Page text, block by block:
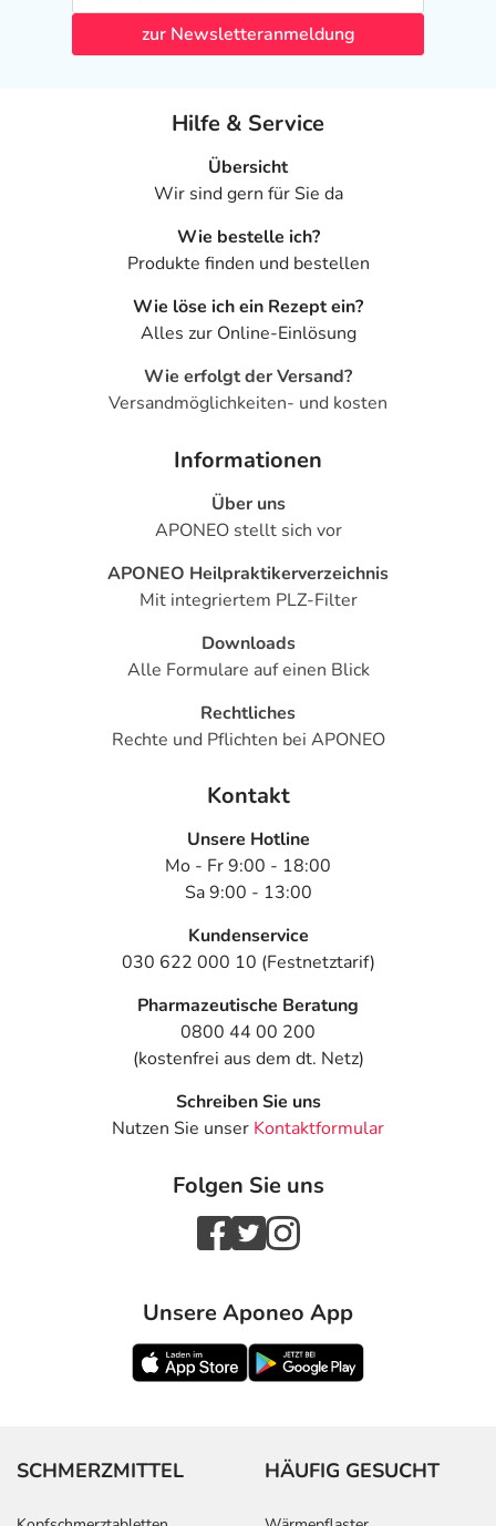
zur Newsletteranmeldung
Hilfe & Service
Übersicht
Wir sind gern für Sie da
Wie bestelle ich?
Produkte finden und bestellen
Wie löse ich ein Rezept ein?
Alles zur Online-Einlösung
Wie erfolgt der Versand?
Versandmöglichkeiten- und kosten
Informationen
Über uns
APONEO stellt sich vor
APONEO Heilpraktikerverzeichnis
Mit integriertem PLZ-Filter
Downloads
Alle Formulare auf einen Blick
Rechtliches
Rechte und Pflichten bei APONEO
Kontakt
Unsere Hotline
Mo - Fr 9:00 - 18:00
Sa 9:00 - 13:00
Kundenservice
030 622 000 10 (Festnetztarif)
Pharmazeutische Beratung
0800 44 00 200
(kostenfrei aus dem dt. Netz)
Schreiben Sie uns
Nutzen Sie unser Kontaktformular
Folgen Sie uns
Unsere Aponeo App
SCHMERZMITTEL HÄUFIG GESUCHT